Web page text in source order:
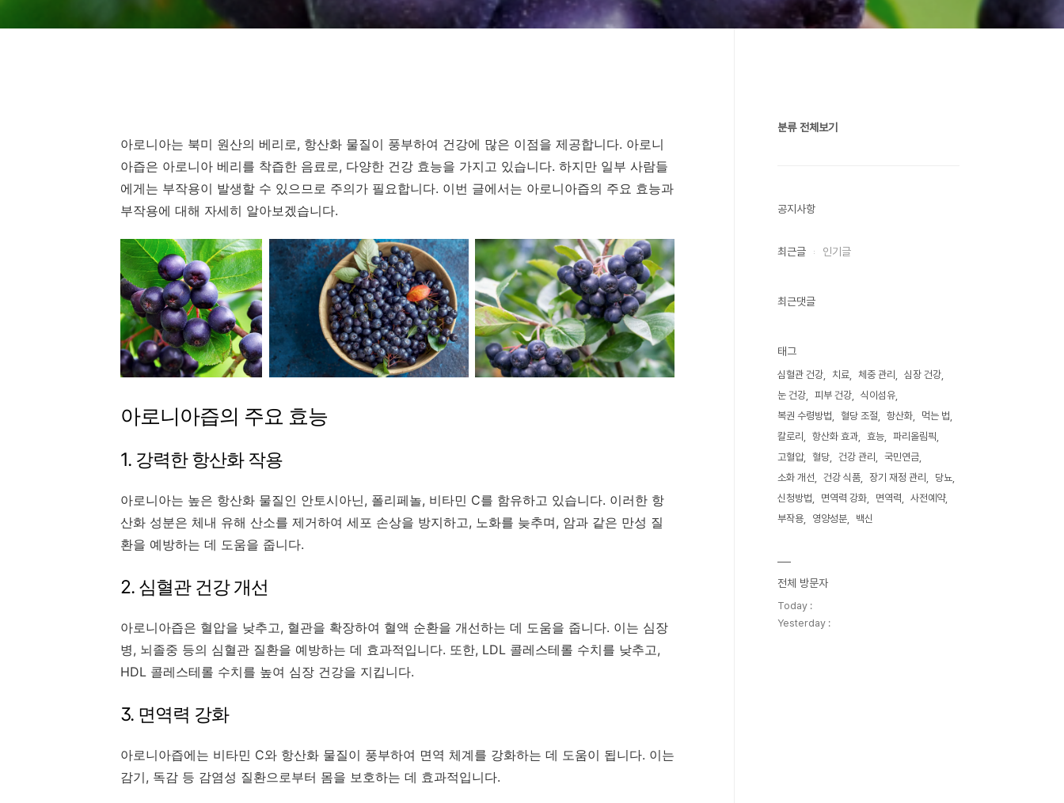
아로니아는 북미 원산의 베리로, 항산화 물질이 풍부하여 건강에 많은 이점을 제공합니다. 아로니
아즙은 아로니아 베리를 착즙한 음료로, 다양한 건강 효능을 가지고 있습니다. 하지만 일부 사람들
에게는 부작용이 발생할 수 있으므로 주의가 필요합니다. 이번 글에서는 아로니아즙의 주요 효능과
부작용에 대해 자세히 알아보겠습니다.
아로니아즙의 주요 효능
1. 강력한 항산화 작용
아로니아는 높은 항산화 물질인 안토시아닌, 폴리페놀, 비타민 C를 함유하고 있습니다. 이러한 항
산화 성분은 체내 유해 산소를 제거하여 세포 손상을 방지하고, 노화를 늦추며, 암과 같은 만성 질
환을 예방하는 데 도움을 줍니다.
2. 심혈관 건강 개선
아로니아즙은 혈압을 낮추고, 혈관을 확장하여 혈액 순환을 개선하는 데 도움을 줍니다. 이는 심장
병, 뇌졸중 등의 심혈관 질환을 예방하는 데 효과적입니다. 또한, LDL 콜레스테롤 수치를 낮추고,
HDL 콜레스테롤 수치를 높여 심장 건강을 지킵니다.
3. 면역력 강화
아로니아즙에는 비타민 C와 항산화 물질이 풍부하여 면역 체계를 강화하는 데 도움이 됩니다. 이는
감기, 독감 등 감염성 질환으로부터 몸을 보호하는 데 효과적입니다.
분류 전체보기
공지사항
최근글 인기글
최근댓글
태그
심혈관 건강 치료 체중 관리
심장 건강
눈 건강
피부 건강
식이섬유
복권 수령방법
혈당 조절 항산화
먹는 법
칼로리
항산화 효과 효능
파리올림픽
고혈압
혈당 건강 관리
국민연금
소화 개선
건강 식품 장기 재정 관리
당뇨
신청방법
면역력 강화 면역력
사전예약
부작용
영양성분 백신
전체 방문자
Today :
Yesterday :